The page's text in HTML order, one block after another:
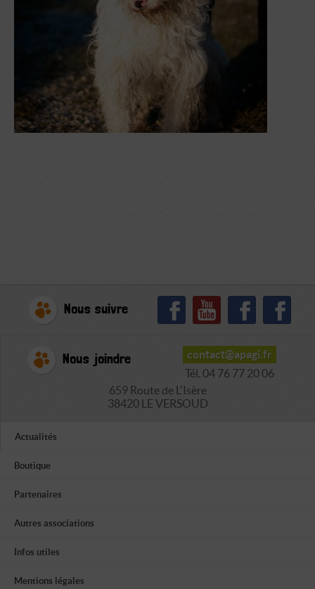
Nous suivre
Nous joindre
contact@apagi.fr
Tél. 04 76 77 20 06
659 Route de L'Isère
38420 LE VERSOUD
Actualités
Boutique
Partenaires
Autres associations
Infos utiles
Mentions légales